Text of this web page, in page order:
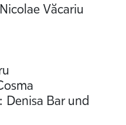
Văcariu
Denisa Bar und